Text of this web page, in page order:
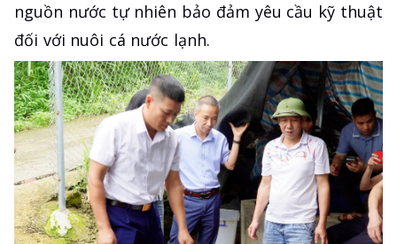
nguồn nước tự nhiên bảo đảm yêu cầu kỹ thuật
đối với nuôi cá nước lạnh.